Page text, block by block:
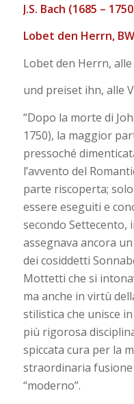
J.S. Bach (1685 –
Lobet den Herrn,
Lobet den Herrn, alle
und preiset ihn, alle
“Dopo la morte di
1750), la maggior
pressoché
l’avvento del
parte riscoperta;
essere eseguiti e
secondo Settecento,
assegnava ancora
dei cosiddetti
Mottetti che si
ma anche in virtù
stilistica che unisce
più rigorosa
spiccata cura per la
straordinaria
“moderno”.